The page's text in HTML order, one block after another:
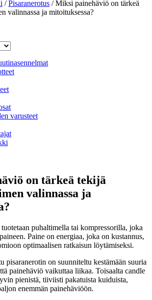
/Pisaranerotus /Miksi painehäviö on tärkeä
valinnassa ja mitoituksessa?
varusteet
on tärkeä tekijä
valinnassa ja
tuotetaan puhaltimella tai kompressorilla, joka
Paine on energiaa, joka on kustannus,
optimaalisen ratkaisun löytämiseksi.
pisaranerotin on suunniteltu kestämään suuria
painehäviö vaikuttaa liikaa. Toisaalta candle
pienistä, tiiviisti pakatuista kuiduista,
enemmän painehäviöön.